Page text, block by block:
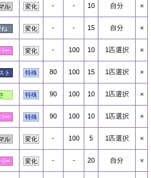
ル 変化 - - 10 自分 ×
変化 - - 15 自分 ×
ー 変化 - 100 10 1匹選択 ×
ト 特殊 80 100 15 1匹選択 ×
特殊 90 100 10 1匹選択 ×
ー 特殊 90 100 10 1匹選択 ×
ル 変化 - 100 5 1匹選択 ×
ー 変化 - - 20 自分 ×